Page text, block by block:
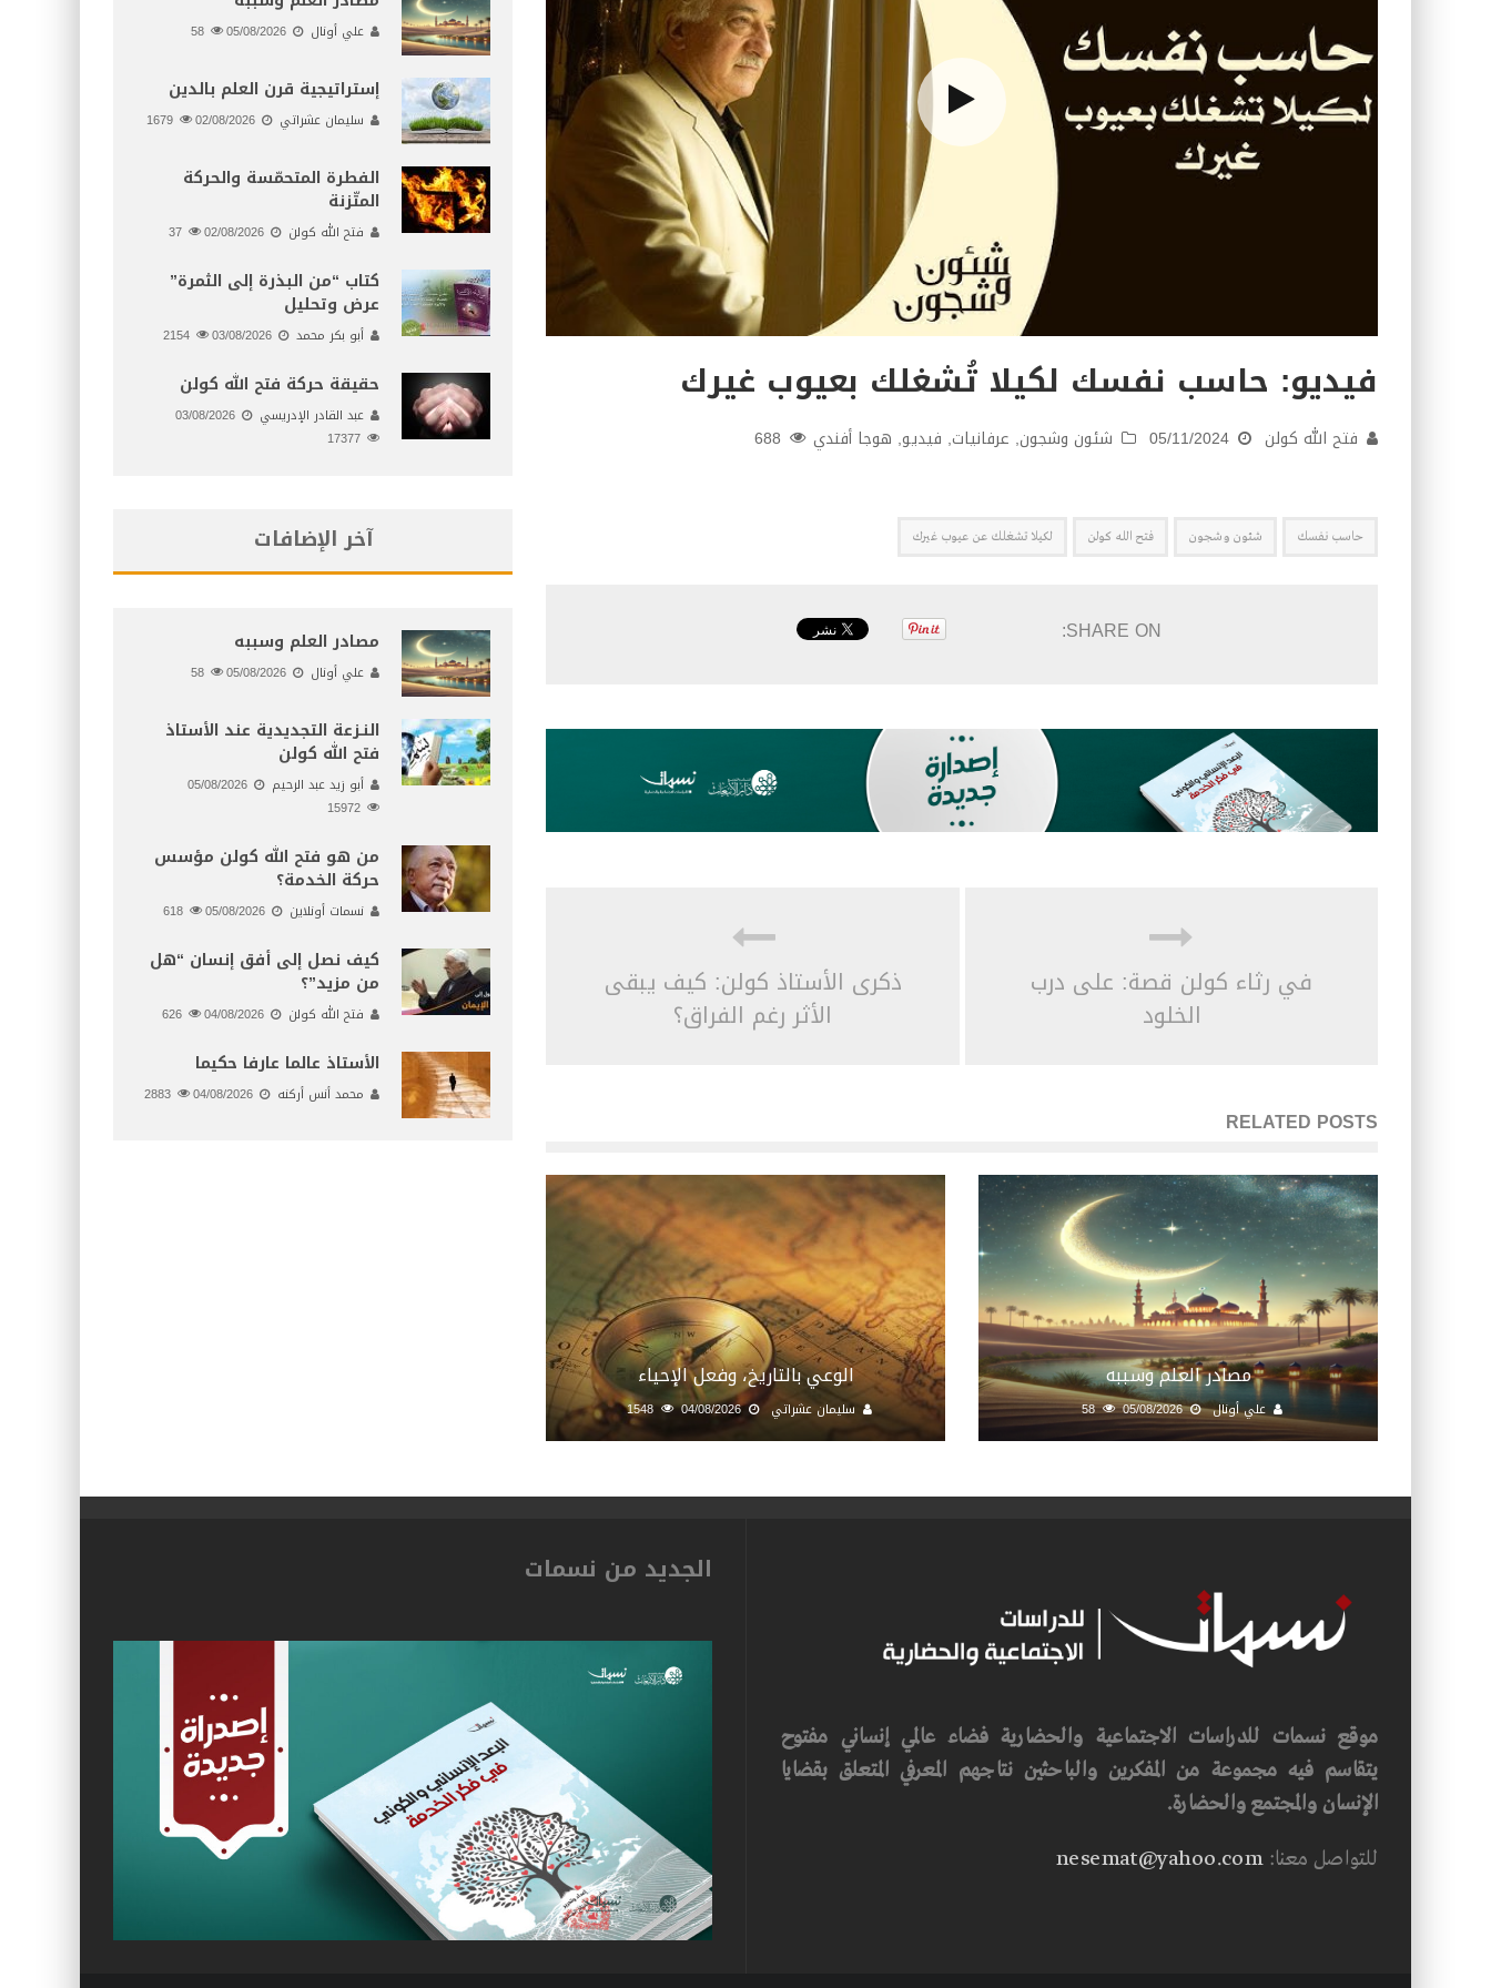
فيديو: حاسب نفسك لكيلا تُشغلك بعيوب غيرك
فتح الله كولن 05/11/2024 شئون وشجون, عرفانيات, فيديو, هوجا أفندي
حاسب نفسك شئون وشجون فتح الله كولن لكيلا تشغلك عن عيوب غيرك
SHARE ON:
في رثاء كولن قصة: على درب
الخلود
ذكرى الأستاذ كولن: كيف يبقى
الأثر رغم الفراق؟
RELATED POSTS
مصادر العلم وسببه
علي أونال 05/08/2026
58
الوعي بالتاريخ، وفعل الإحياء
سليمان عشراتي 04/08/2026
1548
علي أونال 05/08/2026
إستراتيجية قرن العلم بالدين
سليمان عشراتي 02/08/2026
الفطرة المتحمّسة والحركة
المتّزنة
فتح الله كولن 02/08/2026
كتاب “من البذرة إلى الثمرة”
عرض وتحليل
أبو بكر محمد 03/08/2026
حقيقة حركة فتح الله كولن
عبد القادر الإدريسي
03/08/2026
آخر الإضافات
مصادر العلم وسببه
علي أونال 05/08/2026
النـزعة التجديدية عند الأستاذ
فتح الله كولن
أبو زيد عبد الرحيم
05/08/2026
من هو فتح الله كولن مؤسس
حركة الخدمة؟
نسمات أونلاين 05/08/2026
كيف نصل إلى أفق إنسان “هل
من مزيد”؟
فتح الله كولن 04/08/2026
الأستاذ عالما عارفا حكيما
محمد أنس أركنه 04/08/2026
موقع نسمات للدراسات الاجتماعية والحضارية فضاء عالمي إنساني مفتوح
يتقاسم فيه مجموعة من المفكرين والباحثين نتاجهم المعرفي المتعلق بقضايا
الإنسان والمجتمع والحضارة.
للتواصل معنا:nesemat@yahoo.com
الجديد من نسمات